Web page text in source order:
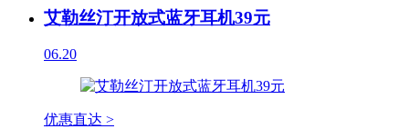
艾勒丝汀开放式蓝牙耳机39元
06.20
优惠直达 >